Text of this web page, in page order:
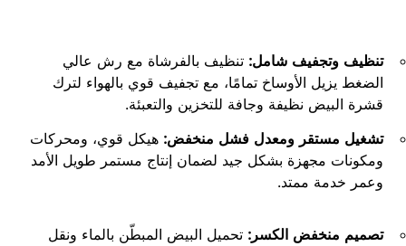
تنظيف وتجفيف شامل: تنظيف بالفرشاة مع رش عالي
الضغط يزيل الأوساخ تمامًا، مع تجفيف قوي بالهواء لترك
قشرة البيض نظيفة وجافة للتخزين والتعبئة.
تشغيل مستقر ومعدل فشل منخفض: هيكل قوي، ومحركات
ومكونات مجهزة بشكل جيد لضمان إنتاج مستمر طويل الأمد
وعمر خدمة ممتد.
تصميم منخفض الكسر: تحميل البيض المبطّن بالماء ونقل